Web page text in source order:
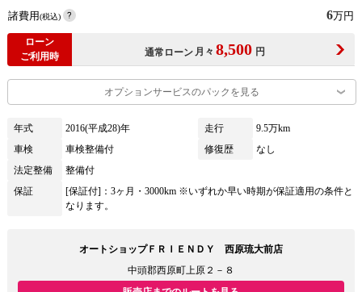
諸費用(税込) 6万円
ローン
ご利用時
通常ローン 月々 8,500 円
オプションサービスのパックを見る
年式 2016(平成28)年 走行
9.5万km
車検
車検整備付 修復歴
なし
法定整備
整備付
保証
[保証付]：3ヶ月・3000km ※いずれか早い時期が保証適用の条件と
なります。
オートショップＦＲＩＥＮＤＹ 西原琉大前店
中頭郡西原町上原２－８